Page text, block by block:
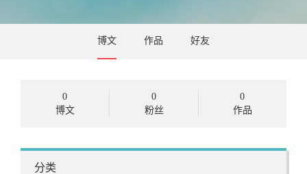
博文 作品 好友
0
博文
0
粉丝
0
作品
分类